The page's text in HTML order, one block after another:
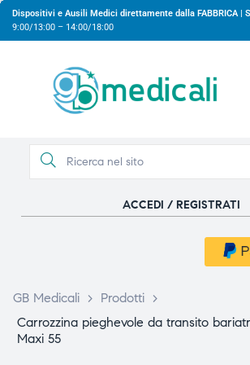
Dispositivi e Ausili Medici direttamente dalla FABBRICA |
9:00/13:00 – 14:00/18:00
ACCEDI / REGISTRATI
GB Medicali > Prodotti
>
Carrozzina pieghevole da transito
Maxi 55